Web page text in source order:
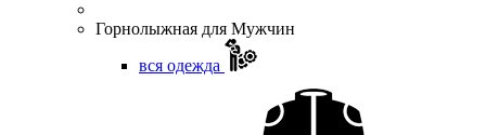
Горнолыжная для Мужчин
вся одежда